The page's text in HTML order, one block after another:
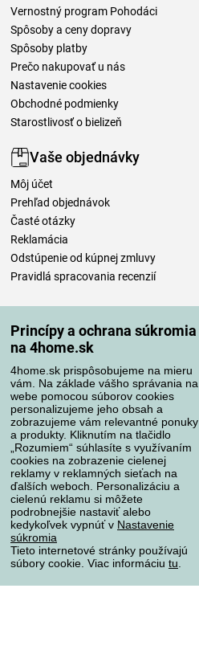
Princípy a ochrana súkromia
na 4home.sk
4home.sk prispôsobujeme na mieru
vám. Na základe vášho správania na
webe pomocou súborov cookies
personalizujeme jeho obsah a
zobrazujeme vám relevantné ponuky
a produkty. Kliknutím na tlačidlo
„Rozumiem“ súhlasíte s využívaním
cookies na zobrazenie cielenej
reklamy v reklamných sieťach na
ďalších weboch. Personalizáciu a
cielenú reklamu si môžete
podrobnejšie nastaviť alebo
kedykoľvek vypnúť v Nastavenie
súkromia
Tieto internetové stránky používajú
súbory cookie. Viac informáciu tu
Vernostný program Pohodáci
Spôsoby a ceny dopravy
Spôsoby platby
Prečo nakupovať u nás
Nastavenie cookies
Obchodné podmienky
Starostlivosť o bielizeň
Vaše objednávky
Môj účet
Prehľad objednávok
Časté otázky
Reklamácia
Odstúpenie od kúpnej zmluvy
Pravidlá spracovania recenzií
Spôsoby platby
Spoľahlivý obchod